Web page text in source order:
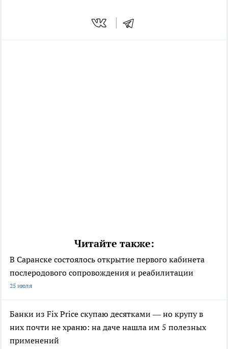
Читайте также:
В Саранске состоялось открытие первого кабинета
послеродового сопровождения и реабилитации
25 июля
Банки из Fix Price скупаю десятками — но крупу в
них почти не храню: на даче нашла им 5 полезных
применений